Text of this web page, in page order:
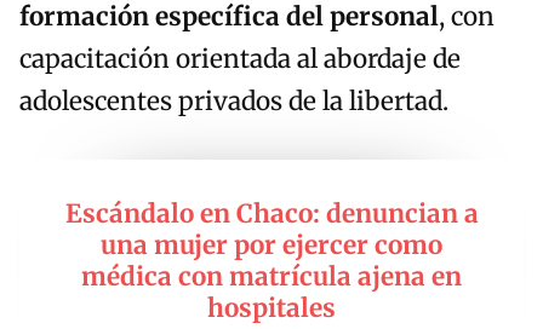
formación específica del personal, con
capacitación orientada al abordaje de
adolescentes privados de la libertad.
Escándalo en Chaco: denuncian a
una mujer por ejercer como
médica con matrícula ajena en
hospitales